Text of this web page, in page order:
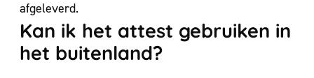
afgeleverd.
Kan ik het attest gebruiken in
het buitenland?